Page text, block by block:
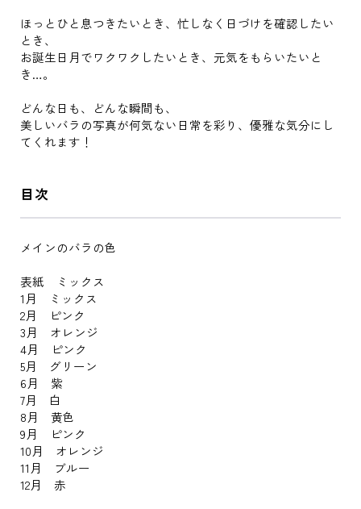
ほっとひと息つきたいとき、忙しなく日づけを確認したい
とき、
お誕生日月でワクワクしたいとき、元気をもらいたいと
き…。
どんな日も、どんな瞬間も、
美しいバラの写真が何気ない日常を彩り、優雅な気分にし
てくれます！
目次
メインのバラの色
表紙 ミックス
1月 ミックス
2月 ピンク
3月 オレンジ
4月 ピンク
5月 グリーン
6月 紫
7月 白
8月 黄色
9月 ピンク
10月 オレンジ
11月 ブルー
12月 赤